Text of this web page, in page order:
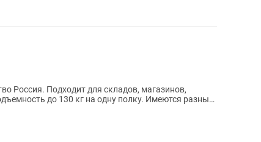
Подходит для складов, магазинов,